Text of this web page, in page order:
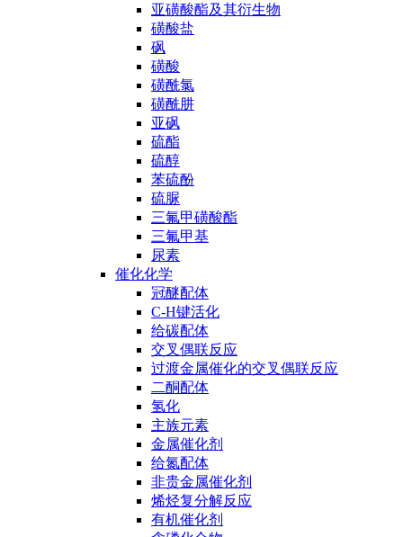
亚磺酸酯及其衍生物
磺酸盐
砜
磺酸
磺酰氯
磺酰肼
亚砜
硫酯
硫醇
苯硫酚
硫脲
三氟甲磺酸酯
三氟甲基
尿素
催化化学
冠醚配体
C-H键活化
给碳配体
交叉偶联反应
过渡金属催化的交叉偶联反应
二酮配体
氢化
主族元素
金属催化剂
给氮配体
非贵金属催化剂
烯烃复分解反应
有机催化剂